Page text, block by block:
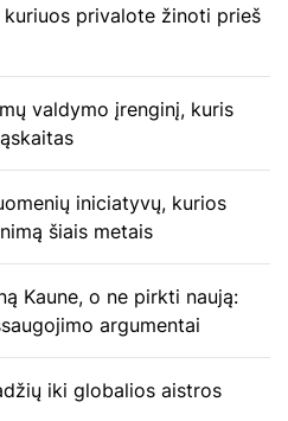
privalote žinoti prieš
valdymo įrenginį, kuris
iniciatyvų, kurios
šiais metais
Kaune, o ne pirkti naują:
argumentai
iki globalios aistros